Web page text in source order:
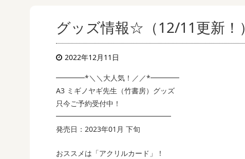
グッズ情報☆（12/11更新！）
2022年12月11日
━━━━*＼＼大人気！／／*━━━━
A3 ミギノヤギ先生（竹書房）グッズ
只今ご予約受付中！
━━━━━━━━━━━━━━━━
発売日：2023年01月 下旬
おススメは「アクリルカード」！